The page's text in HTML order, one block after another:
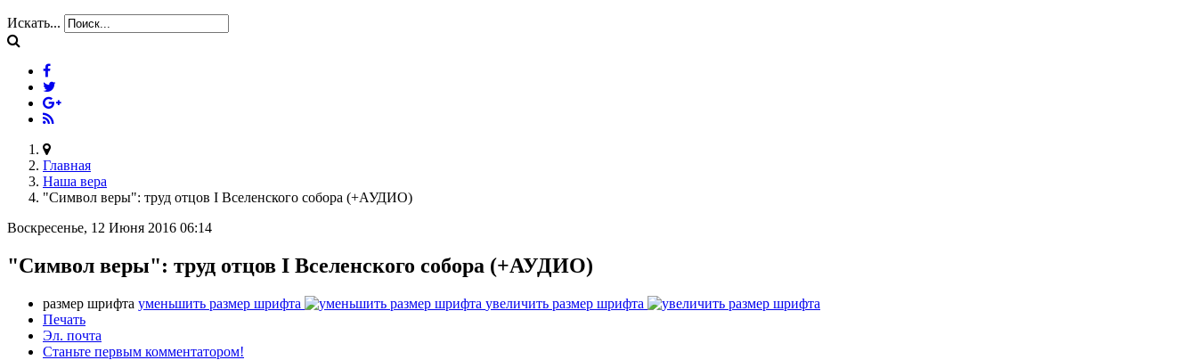
Искать...
Главная
Наша вера
"Символ веры": труд отцов I Вселенского собора (+АУДИО)
Воскресенье, 12 Июня 2016 06:14
"Символ веры": труд отцов I Вселенского собора (+АУДИО)
размер шрифта уменьшить размер шрифта
увеличить размер шрифта
Печать
Эл. почта
Станьте первым комментатором!